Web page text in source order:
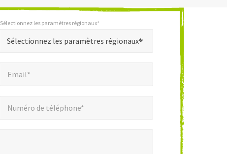
Sélectionnez les paramètres régionaux*
Sélectionnez les paramètres régionaux*
Email*
Numéro de téléphone*